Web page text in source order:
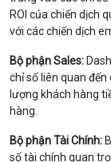
ROI của chiến dịch
với các chiến dịch
Bộ phận Sales:
chỉ số liên quan
lượng khách hàng
hàng.
Bộ phận Tài Chính:
số tài chính quan